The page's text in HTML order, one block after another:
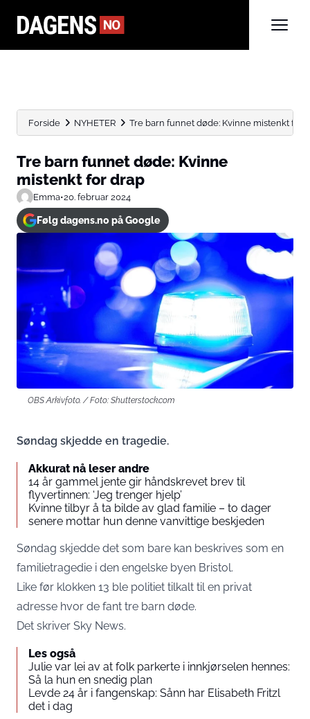
Forside NYHETER Tre barn funnet døde: Kvinne mistenkt for
Tre barn funnet døde: Kvinne
mistenkt for drap
Emma•20. februar 2024
Følg dagens.no på Google
OBS Arkivfoto. / Foto: Shutterstock.com
Søndag skjedde en tragedie.
Akkurat nå leser andre
14 år gammel jente gir håndskrevet brev til
flyvertinnen: ‘Jeg trenger hjelp’
Kvinne tilbyr å ta bilde av glad familie – to dager
senere mottar hun denne vanvittige beskjeden
Søndag skjedde det som bare kan beskrives som en
familietragedie i den engelske byen Bristol.
Like før klokken 13 ble politiet tilkalt til en privat
adresse hvor de fant tre barn døde.
Det skriver Sky News.
Les også
Julie var lei av at folk parkerte i innkjørselen hennes:
Så la hun en snedig plan
Levde 24 år i fangenskap: Sånn har Elisabeth Fritzl
det i dag